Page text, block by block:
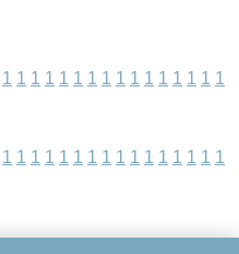
1 1 1 1 1 1 1 1 1 1 1 1 1 1 1 1
1 1 1 1 1 1 1 1 1 1 1 1 1 1 1 1